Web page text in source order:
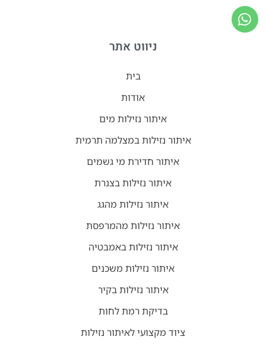
ניווט אתר
בית
אודות
איתור נזילות מים
איתור נזילות במצלמה תרמית
איתור חדירת מי גשמים
איתור נזילות בצנרת
איתור נזילות מהגג
איתור נזילות מהמרפסת
איתור נזילות באמבטיה
איתור נזילות משכנים
איתור נזילות בקיר
בדיקת רמת לחות
ציוד מקצועי לאיתור נזילות